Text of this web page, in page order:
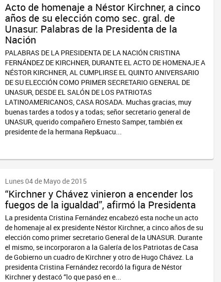
Acto de homenaje a Néstor Kirchner, a cinco
años de su elección como sec. gral. de
Unasur: Palabras de la Presidenta de la
Nación
PALABRAS DE LA PRESIDENTA DE LA NACIÓN CRISTINA
FERNÁNDEZ DE KIRCHNER, DURANTE EL ACTO DE HOMENAJE A
NÉSTOR KIRCHNER, AL CUMPLIRSE EL QUINTO ANIVERSARIO
DE SU ELECCIÓN COMO PRIMER SECRETARIO GENERAL DE
UNASUR, DESDE EL SALÓN DE LOS PATRIOTAS
LATINOAMERICANOS, CASA ROSADA. Muchas gracias, muy
buenas tardes a todos y a todas; señor secretario general de
UNASUR, querido compañero Ernesto Samper, también ex
presidente de la hermana Rep&uacu...
Lunes 04 de Mayo de 2015
“Kirchner y Chávez vinieron a encender los
fuegos de la igualdad”, afirmó la Presidenta
La presidenta Cristina Fernández encabezó esta noche un acto
de homenaje al ex presidente Néstor Kirchner, a cinco años de su
elección como primer secretario General de la UNASUR. Durante
el mismo, se incorporaron a la Galería de los Patriotas de Casa
de Gobierno un cuadro de Kirchner y otro de Hugo Chávez. La
presidenta Cristina Fernández recordó la figura de Néstor
Kirchner y destacó “lo que pasó en e...